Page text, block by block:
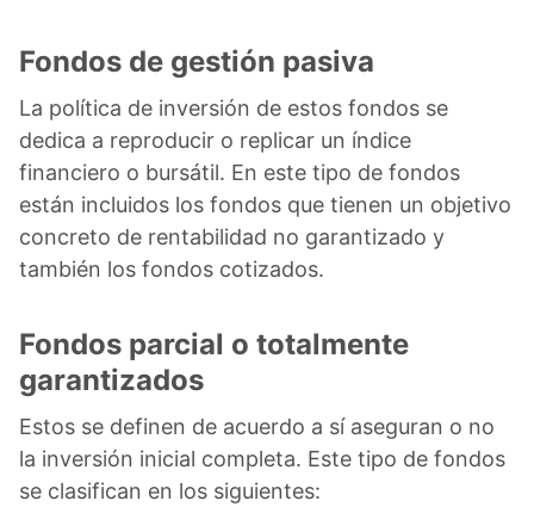
Fondos de gestión pasiva
La política de inversión de estos fondos se
dedica a reproducir o replicar un índice
financiero o bursátil. En este tipo de fondos
están incluidos los fondos que tienen un objetivo
concreto de rentabilidad no garantizado y
también los fondos cotizados.
Fondos parcial o totalmente
garantizados
Estos se definen de acuerdo a sí aseguran o no
la inversión inicial completa. Este tipo de fondos
se clasifican en los siguientes: